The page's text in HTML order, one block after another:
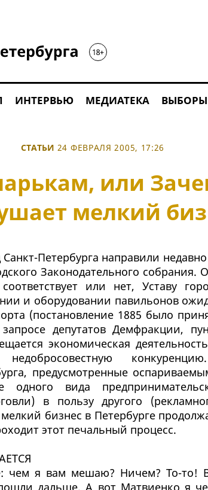
ИНТЕРВЬЮ МЕДИАТЕКА ВЫБОРЫ
СТАТЬИ 24 ФЕВРАЛЯ 2005, 17:26
или
мелкий
Петербурга направили
Законодательного собрания.
или нет, Уставу
и оборудовании павильонов
(постановление 1885 было
депутатов Демфракции,
экономическая
предусмотренные
одного вида
в пользу другого
бизнес в Петербурге
этот печальный процесс.
чем я вам мешаю? Ничем? То-то!
дальше. А вот Матвиенко я